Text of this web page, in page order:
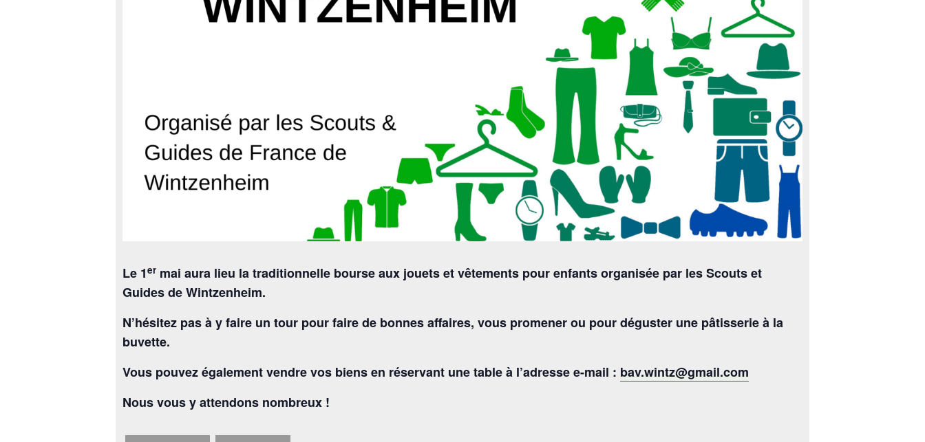
Le 1er mai aura lieu la traditionnelle bourse aux jouets et vêtements pour enfants organisée par les Scouts et
Guides de Wintzenheim.
N’hésitez pas à y faire un tour pour faire de bonnes affaires, vous promener ou pour déguster une pâtisserie à la
buvette.
Vous pouvez également vendre vos biens en réservant une table à l’adresse e-mail : bav.wintz@gmail.com
Nous vous y attendons nombreux !